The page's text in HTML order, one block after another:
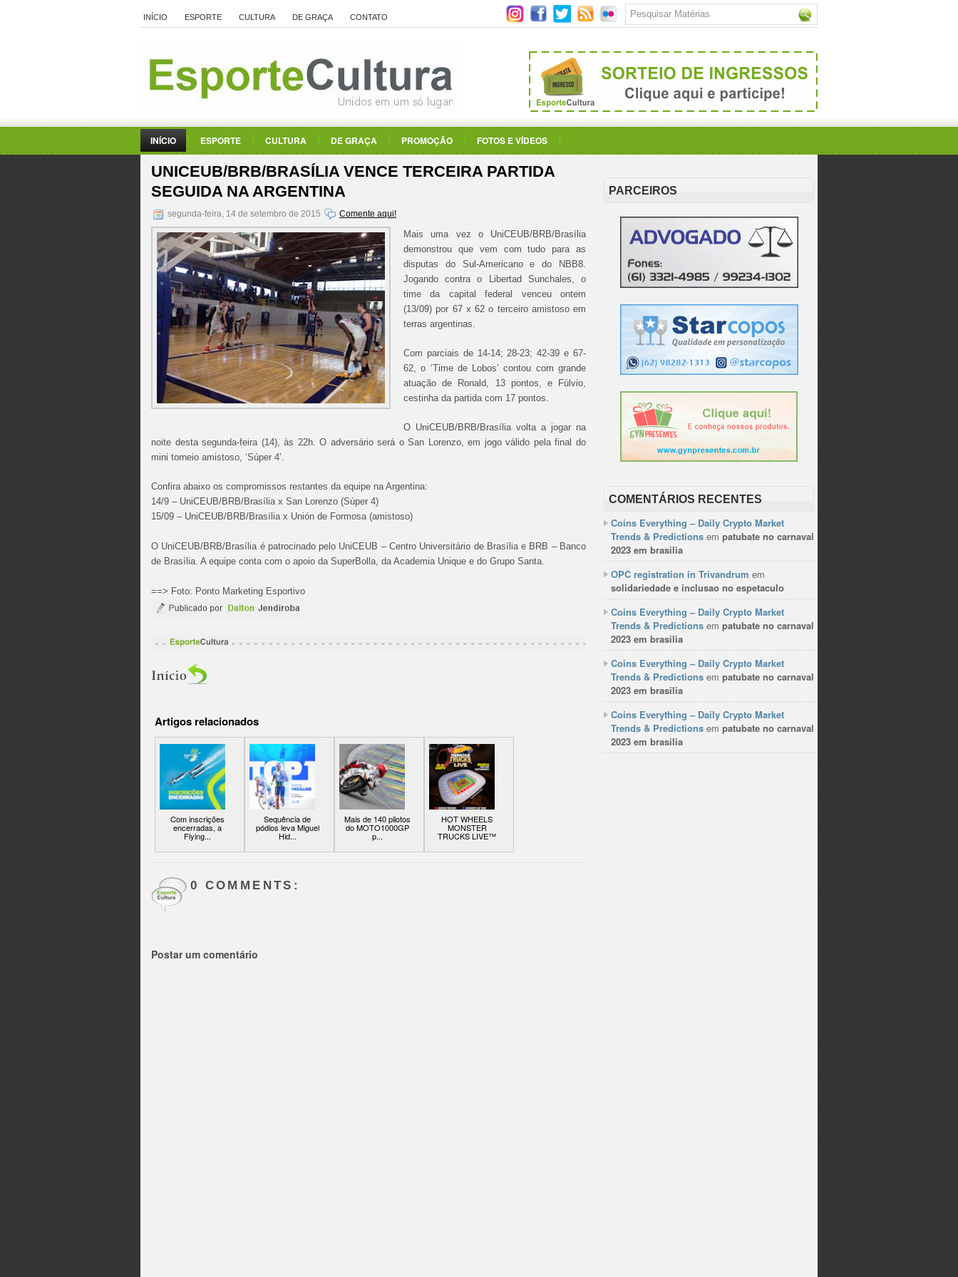
INÍCIO ESPORTE CULTURA DE GRAÇA CONTATO
INÍCIO ESPORTE CULTURA DE GRAÇA PROMOÇÃO FOTOS E VÍDEOS
UNICEUB/BRB/BRASÍLIA VENCE TERCEIRA PARTIDA
SEGUIDA NA ARGENTINA
segunda-feira, 14 de setembro de 2015 Comente aqui!
Mais uma vez oUniCEUB/BRB/Brasília
demonstrou que vem com tudo para as
disputas do Sul-Americano e do NBB8.
Jogando contra o Libertad Sunchales, o
time da capital federal venceu ontem
(13/09) por 67 x 62 o terceiro amistoso em
terras argentinas.
Com parciais de 14-14; 28-23; 42-39 e 67-
62, o ‘Time de Lobos’ contou com grande
atuação de Ronald, 13 pontos, e Fúlvio,
cestinha da partida com 17 pontos.
O UniCEUB/BRB/Brasília volta a jogar na
noite desta segunda-feira (14), às 22h. O adversário será o San Lorenzo, em jogo válido pela final do
mini torneio amistoso, ‘Súper 4’.
Confira abaixo os compromissos restantes da equipe na Argentina:
14/9 – UniCEUB/BRB/Brasília x San Lorenzo (Súper 4)
15/09 – UniCEUB/BRB/Brasília x Unión de Formosa (amistoso)
O UniCEUB/BRB/Brasília é patrocinado pelo UniCEUB – Centro Universitário de Brasília e BRB – Banco
de Brasília. A equipe conta com o apoio da SuperBolla, da Academia Unique e do Grupo Santa.
==> Foto: Ponto Marketing Esportivo
Artigos relacionados
Com inscrições
encerradas, a
Flying...
Sequência de
pódios leva Miguel
Hid...
Mais de 140 pilotos
do MOTO1000GP
p...
HOT WHEELS
MONSTER
TRUCKS LIVE™
0 COMMENTS:
Postar um comentário
PARCEIROS
COMENTÁRIOS RECENTES
Coins Everything – Daily Crypto Market
Trends & Predictions em patubate no carnaval
2023 em brasilia
OPC registration in Trivandrum em
solidariedade e inclusao no espetaculo
Coins Everything – Daily Crypto Market
Trends & Predictions em patubate no carnaval
2023 em brasilia
Coins Everything – Daily Crypto Market
Trends & Predictions em patubate no carnaval
2023 em brasilia
Coins Everything – Daily Crypto Market
Trends & Predictions em patubate no carnaval
2023 em brasilia